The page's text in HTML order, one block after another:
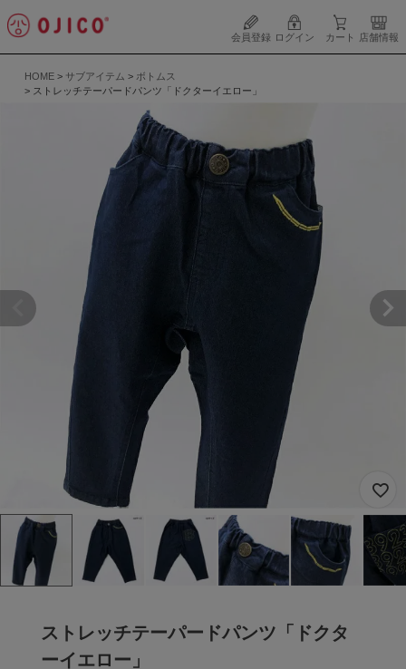
会員登録 ログイン カート 店舗情報
HOME サブアイテム
ボトムス
ストレッチテーパードパンツ「ドクターイエロー」
ストレッチテーパードパンツ「ドクタ
ーイエロー」